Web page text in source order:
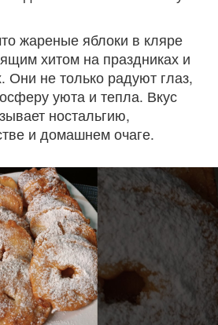
жареные яблоки в кляре
хитом на праздниках и
Они не только радуют глаз,
уюта и тепла. Вкус
ностальгию,
и домашнем очаге.